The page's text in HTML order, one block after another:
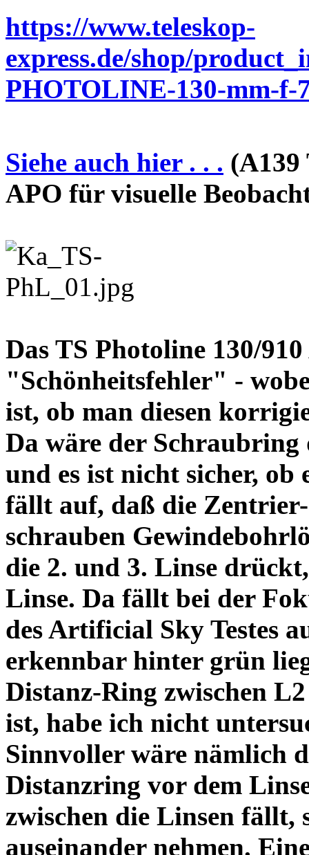
https://www.teleskop-
express.de/shop/
PHOTOLINE-130-mm-f-
Siehe auch hier . . . (A139
APO für visuelle
Das TS Photoline 130/
"Schönheitsfehler" -
ist, ob man diesen
Da wäre der
und es ist nicht sicher,
fällt auf, daß die Zentrier-
schrauben
die 2. und 3. Linse
Linse. Da fällt bei der
des Artificial Sky Testes
erkennbar hinter grün
Distanz-Ring zwischen
ist, habe ich nicht
Sinnvoller wäre nämlich
Distanzring vor dem
zwischen die Linsen fällt,
auseinander nehmen.